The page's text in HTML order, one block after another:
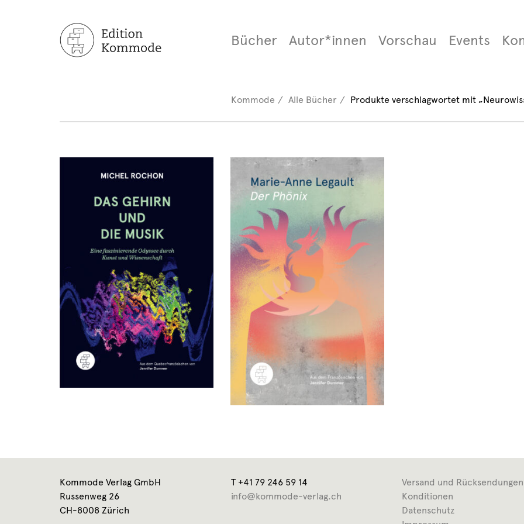
Bücher Autor*innen Vorschau Events
Kommode Alle Bücher Produkte verschlagwortet mit
Kommode Verlag GmbH
Russenweg 26
CH-8008 Zürich
T +41 79 246 59 14
info@kommode-verlag.ch
Versand und Rücksendungen
Konditionen
Datenschutz